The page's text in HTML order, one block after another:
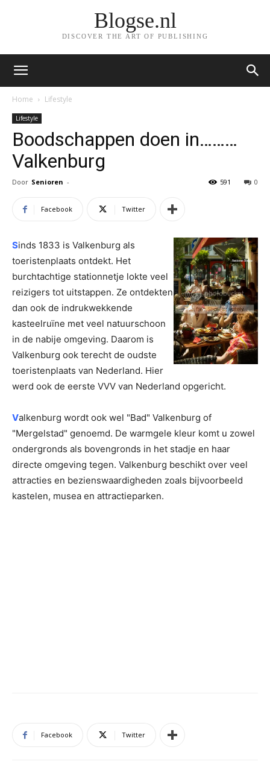
Blogse.nl
DISCOVER THE ART OF PUBLISHING
Home Lifestyle
Lifestyle
Boodschappen doen in………
Valkenburg
Door Senioren - 0
591
Facebook Twitter
Sinds 1833 is Valkenburg als
toeristenplaats ontdekt. Het
burchtachtige stationnetje lokte veel
reizigers tot uitstappen. Ze ontdekten
dan ook de indrukwekkende
kasteelruïne met veel natuurschoon
in de nabije omgeving. Daarom is
Valkenburg ook terecht de oudste
toeristenplaats van Nederland. Hier
werd ook de eerste VVV van Nederland opgericht.
Valkenburg wordt ook wel "Bad" Valkenburg of
"Mergelstad" genoemd. De warmgele kleur komt u zowel
ondergronds als bovengronds in het stadje en haar
directe omgeving tegen. Valkenburg beschikt over veel
attracties en bezienswaardigheden zoals bijvoorbeeld
kastelen, musea en attractieparken.
Facebook Twitter